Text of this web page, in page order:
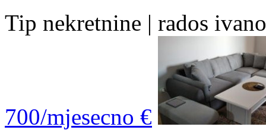
Tip nekretnine | rados
700/mjesecno €